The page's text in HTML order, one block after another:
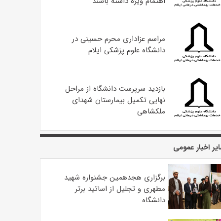
مراسم عزاداری محرم حسینی در
دانشگاه علوم پزشکی ایلام
بازدید سرپرست دانشگاه از مراحل
نهایی تکمیل بیمارستان شهدای
ملکشاهی
اخبار عمومی
برگزاری هجدهمین جشنواره شهید
مطهری و تجلیل از اساتید برتر
دانشگاه